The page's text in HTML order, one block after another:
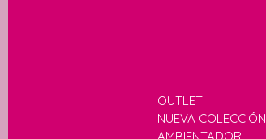
OUTLET
NUEVA COLECCIÓN